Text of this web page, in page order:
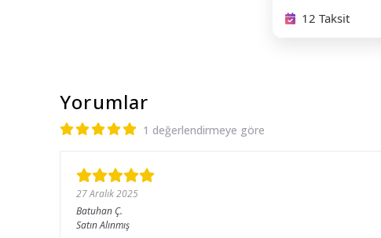
12 Taksit
Yorumlar
1 değerlendirmeye göre
27 Aralık 2025
Batuhan Ç.
Satın Alınmış